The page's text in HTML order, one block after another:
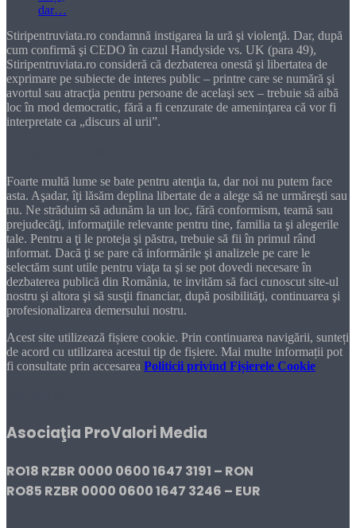
Stiripentruviata.ro condamnă instigarea la ură şi violenţă. Dar, după
cum confirmă şi CEDO în cazul Handyside vs. UK (para 49),
Stiripentruviata.ro consideră că dezbaterea onestă şi libertatea de
exprimare pe subiecte de interes public – printre care se numără şi
avortul sau atracţia pentru persoane de acelaşi sex – trebuie să aibă
loc în mod democratic, fără a fi cenzurate de ameninţarea că vor fi
interpretate ca „discurs al urii”.
Foarte multă lume se bate pentru atenţia ta, dar noi nu putem face
asta. Aşadar, îţi lăsăm deplina libertate de a alege să ne urmăreşti sau
nu. Ne străduim să adunăm la un loc, fără conformism, teamă sau
prejudecăţi, informaţiile relevante pentru tine, familia ta şi alegerile
tale. Pentru a ţi le proteja şi păstra, trebuie să fii în primul rând
informat. Dacă ţi se pare că informările şi analizele pe care le
selectăm sunt utile pentru viaţa ta şi se pot dovedi necesare în
dezbaterea publică din România, te invităm să faci cunoscut site-ul
nostru şi altora şi să susţii financiar, după posibilităţi, continuarea şi
profesionalizarea demersului nostru.
Acest site utilizează fișiere cookie. Prin continuarea navigării, sunteți
de acord cu utilizarea acestui tip de fișiere. Mai multe informații pot
fi consultate prin accesarea Politicii privind Fișierele Cookie
Asociaţia ProValori Media
RO18 RZBR 0000 0600 1647 3191 – RON
RO85 RZBR 0000 0600 1647 3246 – EUR